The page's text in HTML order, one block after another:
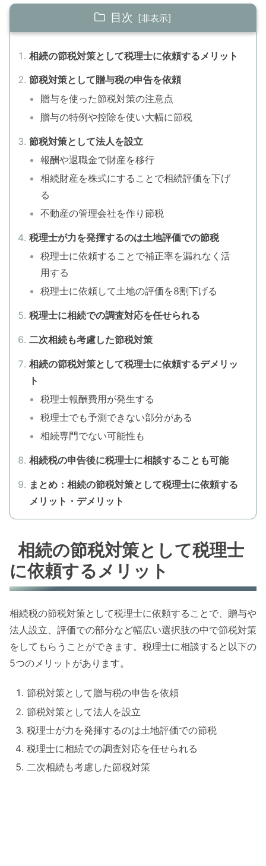
目次
相続の節税対策として税理士に依頼するメリット
節税対策として贈与税の申告を依頼
贈与を使った節税対策の注意点
贈与の特例や控除を使い大幅に節税
節税対策として法人を設立
報酬や退職金で財産を移行
相続財産を株式にすることで相続評価を下げ
る
不動産の管理会社を作り節税
税理士が力を発揮するのは土地評価での節税
税理士に依頼することで補正率を漏れなく活
用する
税理士に依頼して土地の評価を8割下げる
税理士に相続での調査対応を任せられる
二次相続も考慮した節税対策
相続の節税対策として税理士に依頼するデメリッ
ト
税理士報酬費用が発生する
税理士でも予測できない部分がある
相続専門でない可能性も
相続税の申告後に税理士に相談することも可能
まとめ：相続の節税対策として税理士に依頼する
メリット・デメリット
相続の節税対策として税理士
に依頼するメリット
相続税の節税対策として税理士に依頼することで、贈与や
法人設立、評価での部分など幅広い選択肢の中で節税対策
をしてもらうことができます。税理士に相談すると以下の
5つのメリットがあります。
節税対策として贈与税の申告を依頼
節税対策として法人を設立
税理士が力を発揮するのは土地評価での節税
税理士に相続での調査対応を任せられる
二次相続も考慮した節税対策